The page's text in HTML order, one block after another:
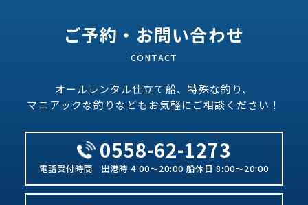
ご予約・お問い合わせ
オールレンタル仕立て船、特殊な釣り、
マニアックな釣りなどもお気軽にご相談ください！
0558-62-1273
出港時 4:00～20:00 船休日 8:00～20:00